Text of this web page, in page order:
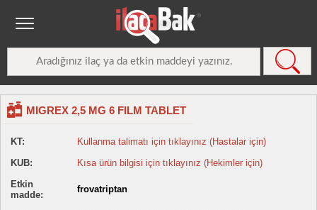
MIGREX 2,5 MG 6 FILM TABLET
KT:
Kullanma talimatı için tıklayınız (Hastalar için)
KUB:
Kısa ürün bilgisi için tıklayınız (Hekimler için)
Etkin
madde:
frovatriptan